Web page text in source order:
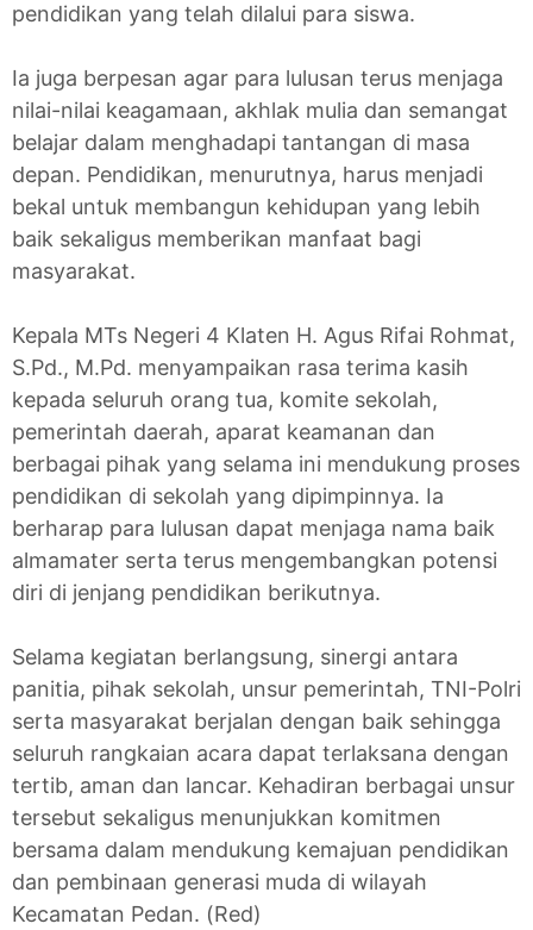
pendidikan yang telah dilalui para siswa.
Ia juga berpesan agar para lulusan terus menjaga
nilai-nilai keagamaan, akhlak mulia dan semangat
belajar dalam menghadapi tantangan di masa
depan. Pendidikan, menurutnya, harus menjadi
bekal untuk membangun kehidupan yang lebih
baik sekaligus memberikan manfaat bagi
masyarakat.
Kepala MTs Negeri 4 Klaten H. Agus Rifai Rohmat,
S.Pd., M.Pd. menyampaikan rasa terima kasih
kepada seluruh orang tua, komite sekolah,
pemerintah daerah, aparat keamanan dan
berbagai pihak yang selama ini mendukung proses
pendidikan di sekolah yang dipimpinnya. Ia
berharap para lulusan dapat menjaga nama baik
almamater serta terus mengembangkan potensi
diri di jenjang pendidikan berikutnya.
Selama kegiatan berlangsung, sinergi antara
panitia, pihak sekolah, unsur pemerintah, TNI-Polri
serta masyarakat berjalan dengan baik sehingga
seluruh rangkaian acara dapat terlaksana dengan
tertib, aman dan lancar. Kehadiran berbagai unsur
tersebut sekaligus menunjukkan komitmen
bersama dalam mendukung kemajuan pendidikan
dan pembinaan generasi muda di wilayah
Kecamatan Pedan. (Red)